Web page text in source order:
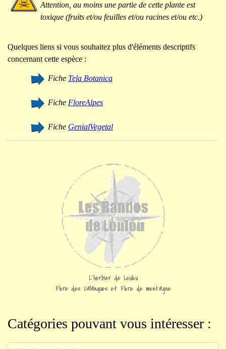
Attention, au moins une partie de cette plante est
toxique (fruits et/ou feuilles et/ou racines et/ou etc.)
Quelques liens si vous souhaitez plus d'éléments descriptifs
concernant cette espèce :
Fiche Tela Botanica
Fiche FloreAlpes
Fiche GenialVegetal
L'herbier de Loulou
Flore des Calanques et Flore de montagne
Catégories pouvant vous intéresser :